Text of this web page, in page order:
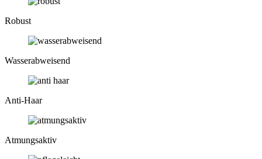
Robust
Wasser­abweisend
Anti-Haar
Atmungs­aktiv